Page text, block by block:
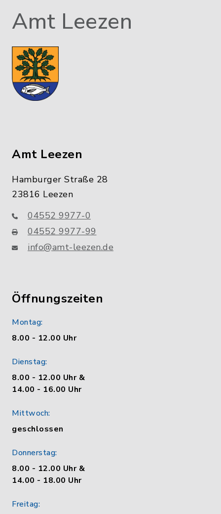
Amt Leezen
Amt Leezen
Hamburger Straße 28
23816 Leezen
04552 9977-0
04552 9977-99
info@amt-leezen.de
Öffnungszeiten
Montag:
8.00 - 12.00 Uhr
Dienstag:
8.00 - 12.00 Uhr &
14.00 - 16.00 Uhr
Mittwoch:
geschlossen
Donnerstag:
8.00 - 12.00 Uhr &
14.00 - 18.00 Uhr
Freitag: